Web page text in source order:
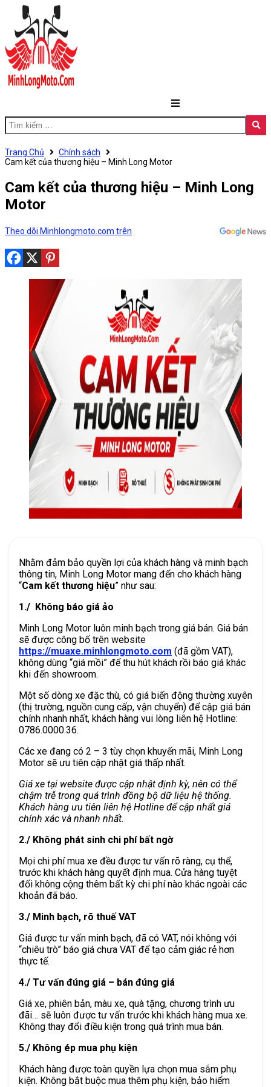
Trang Chủ
Chính sách
Cam kết của thương hiệu – Minh Long Motor
Cam kết của thương hiệu – Minh Long
Motor
Theo dõi Minhlongmoto.com trên
Nhằm đảm bảo quyền lợi của khách hàng và minh bạch
thông tin, Minh Long Motor mang đến cho khách hàng
“Cam kết thương hiệu” như sau:
1./ Không báo giá ảo
Minh Long Motor luôn minh bạch trong giá bán. Giá bán
sẽ được công bố trên website
https://muaxe.minhlongmoto.com (đã gồm VAT),
không dùng “giá mồi” để thu hút khách rồi báo giá khác
khi đến showroom.
Một số dòng xe đặc thù, có giá biến động thường xuyên
(thị trường, nguồn cung cấp, vận chuyển) để cập giá bán
chính nhanh nhất, khách hàng vui lòng liên hệ Hotline:
0786.0000.36.
Các xe đang có 2 – 3 tùy chọn khuyến mãi, Minh Long
Motor sẽ ưu tiên cập nhật giá thấp nhất.
Giá xe tại website được cập nhật định kỳ, nên có thể
chậm trễ trong quá trình đồng bộ dữ liệu hệ thống.
Khách hàng ưu tiên liên hệ Hotline để cập nhất giá
chính xác và nhanh nhất.
2./ Không phát sinh chi phí bất ngờ
Mọi chi phí mua xe đều được tư vấn rõ ràng, cụ thể,
trước khi khách hàng quyết định mua. Cửa hàng tuyệt
đối không cộng thêm bất kỳ chi phí nào khác ngoài các
khoản đã báo.
3./ Minh bạch, rõ thuế VAT
Giá được tư vấn minh bạch, đã có VAT, nói không với
“chiêu trò” báo giá chưa VAT để tạo cảm giác rẻ hơn
thực tế.
4./ Tư vấn đúng giá – bán đúng giá
Giá xe, phiên bản, màu xe, quà tặng, chương trình ưu
đãi… sẽ luôn được tư vấn trước khi khách hàng mua xe.
Không thay đổi điều kiện trong quá trình mua bán.
5./ Không ép mua phụ kiện
Khách hàng được toàn quyền lựa chọn mua sắm phụ
kiện. Không bắt buộc mua thêm phụ kiện, bảo hiểm